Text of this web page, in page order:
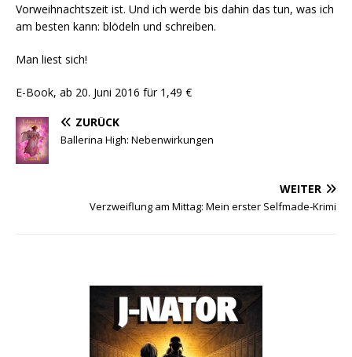
Vorweihnachtszeit ist. Und ich werde bis dahin das tun, was ich
am besten kann: blödeln und schreiben.
Man liest sich!
E-Book, ab 20. Juni 2016 für 1,49 €
ZURÜCK
Ballerina High: Nebenwirkungen
WEITER
Verzweiflung am Mittag: Mein erster Selfmade-Krimi